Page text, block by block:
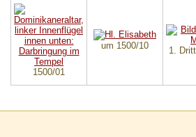
1500/01
um 1500/10 1.